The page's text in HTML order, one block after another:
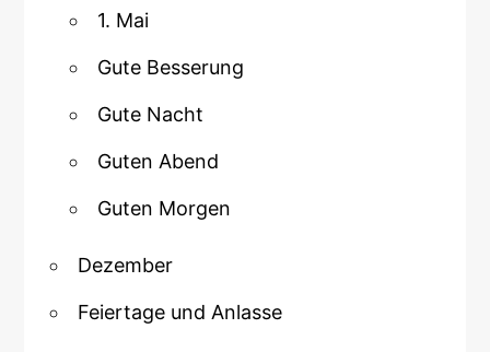
1. Mai
Gute Besserung
Gute Nacht
Guten Abend
Guten Morgen
Dezember
Feiertage und Anlasse